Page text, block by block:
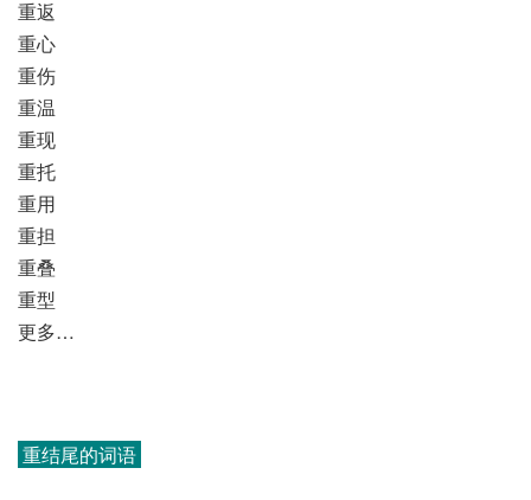
重返
重心
重伤
重温
重现
重托
重用
重担
重叠
重型
更多…
重结尾的词语